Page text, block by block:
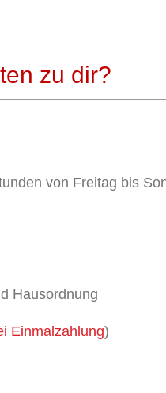
zu dir?
von Freitag bis
Hausordnung
Einmalzahlung)